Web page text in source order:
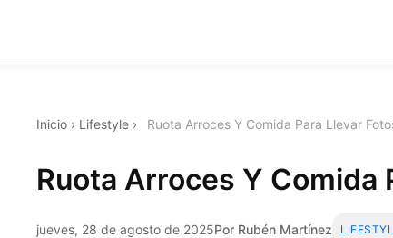
Inicio › Lifestyle › Ruota Arroces Y Comida Para Llevar
Ruota Arroces Y Comida
jueves, 28 de agosto de 2025Por Rubén Martínez